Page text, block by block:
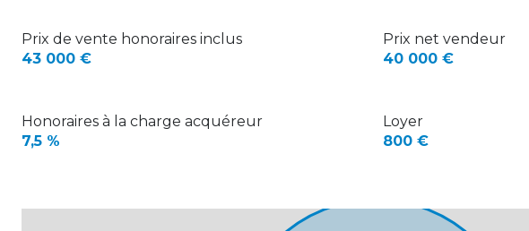
Prix de vente honoraires inclus
43 000 €
Prix net vendeur
40 000 €
Honoraires à la charge acquéreur
7,5 %
Loyer
800 €